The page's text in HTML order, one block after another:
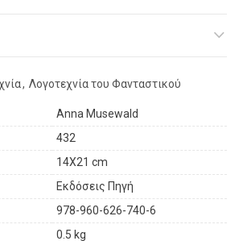
, Λογοτεχνία του Φανταστικού
Anna Musewald
432
14X21 cm
Εκδόσεις Πηγή
978-960-626-740-6
0.5 kg